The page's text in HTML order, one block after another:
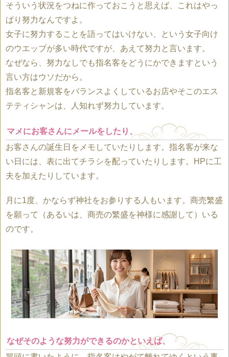
そういう状況をつねに作っておこうと思えば、これはやっ
ぱり努力なんですよ。
女子に努力することを語ってはいけない、という女子向け
のウエッブが多い時代ですが、あえて努力と言います。
なぜなら、努力なしでも指名客をどうにかできますという
言い方はウソだから。
指名客と新規客をバランスよくしているお店やそこのエス
テティシャンは、人知れず努力しています。
マメにお客さんにメールをしたり、
お客さんの誕生日をメモしていたりします。指名客が来な
い日には、表に出てチラシを配っていたりします。HPに工
夫を加えたりしています。
月に1度、かならず神社をお参りする人もいます。商売繁盛
を願って（あるいは、商売の繁盛を神様に感謝して）いる
のです。
なぜそのような努力ができるのかといえば、